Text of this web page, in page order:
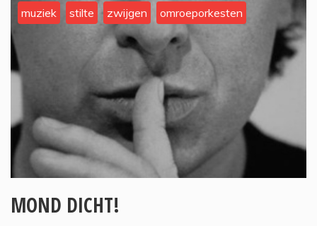
muziek stilte zwijgen omroeporkesten
MOND DICHT!